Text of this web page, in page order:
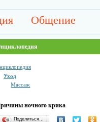
Общение
Уход
Массаж
ночного крика
Поделиться…